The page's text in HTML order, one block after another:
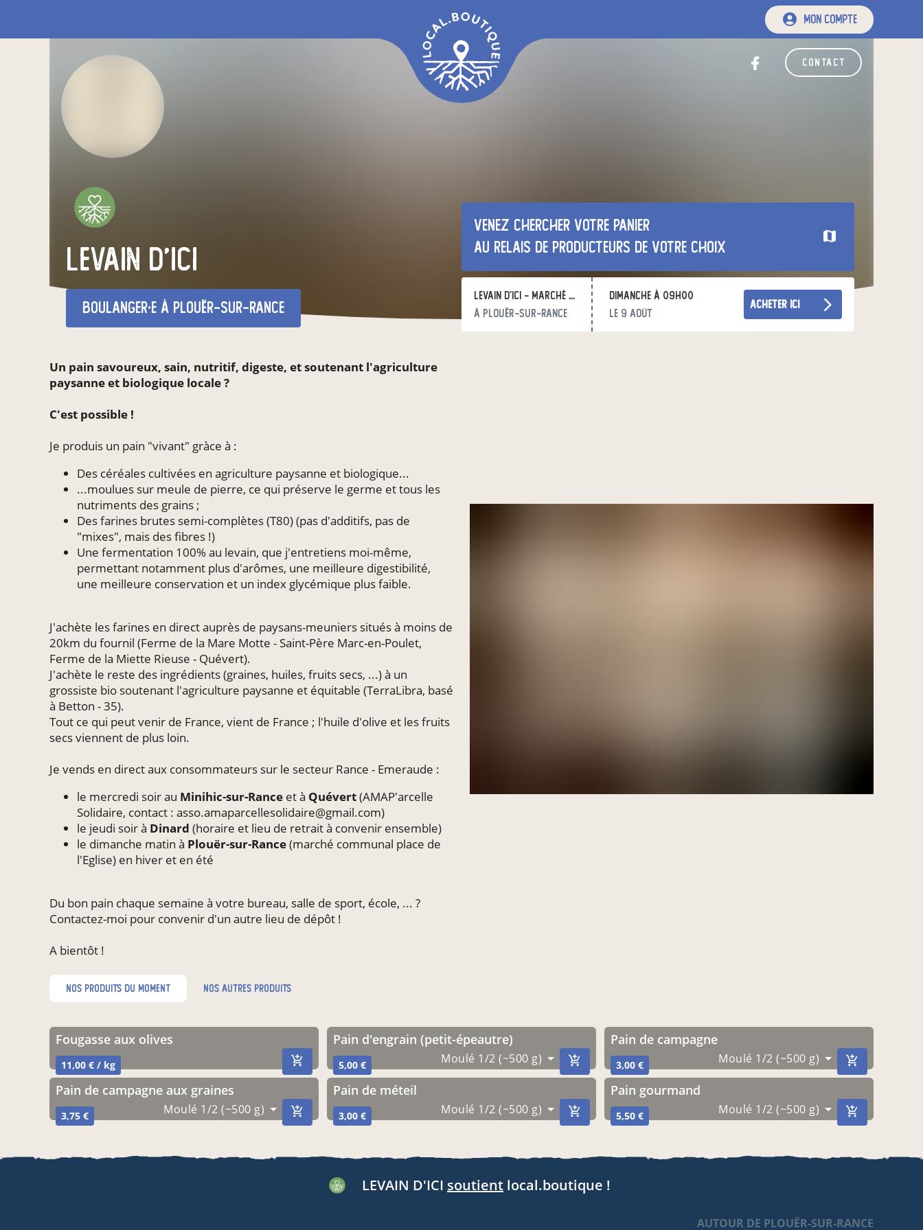
mon compte
contact
LEVAIN D'ICI
boulanger·e à Plouër-sur-Rance
Venez chercher votre panier
au relais de producteurs de votre choix
Levain d'Ici - Marché Plouër
à Plouër-sur-Rance
dimanche à 09h00
le 9 août
acheter ici
Un pain savoureux, sain, nutritif, digeste, et soutenant l'agriculture
paysanne et biologique locale ?
C'est possible !
Je produis un pain "vivant" gràce à :
Des céréales cultivées en agriculture paysanne et biologique...
...moulues sur meule de pierre, ce qui préserve le germe et tous les
nutriments des grains ;
Des farines brutes semi-complètes (T80) (pas d'additifs, pas de
"mixes", mais des fibres !)
Une fermentation 100% au levain, que j'entretiens moi-même,
permettant notamment plus d'arômes, une meilleure digestibilité,
une meilleure conservation et un index glycémique plus faible.
J'achète les farines en direct auprès de paysans-meuniers situés à moins de
20km du fournil (Ferme de la Mare Motte - Saint-Père Marc-en-Poulet,
Ferme de la Miette Rieuse - Quévert).
J'achète le reste des ingrédients (graines, huiles, fruits secs, ...) à un
grossiste bio soutenant l'agriculture paysanne et équitable (TerraLibra, basé
à Betton - 35).
Tout ce qui peut venir de France, vient de France ; l'huile d'olive et les fruits
secs viennent de plus loin.
Je vends en direct aux consommateurs sur le secteur Rance - Emeraude :
le mercredi soir au Minihic-sur-Rance et à Quévert(AMAP'arcelle
Solidaire, contact : asso.amaparcellesolidaire@gmail.com)
le jeudi soir à Dinard (horaire et lieu de retrait à convenir ensemble)
le dimanche matin à Plouër-sur-Rance(marché communal place de
l'Eglise) en hiver et en été
Du bon pain chaque semaine à votre bureau, salle de sport, école, ... ?
Contactez-moi pour convenir d'un autre lieu de dépôt !
A bientôt !
nos produits du moment nos autres produits
Fougasse aux olives
11,00 € / kg
Pain d'engrain (petit-épeautre)
5,00 € Moulé 1/2 (~500 g)
Pain de campagne
3,00 € Moulé 1/2 (~500 g)
Pain de campagne aux graines
3,75 € Moulé 1/2 (~500 g)
pain de méteil
3,00 € Moulé 1/2 (~500 g)
Pain gourmand
5,50 € Moulé 1/2 (~500 g)
LEVAIN D'ICI soutient local.boutique !
AUTOUR DE PLOUËR-SUR-RANCE